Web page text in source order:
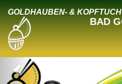
GOLDHAUBEN- &
BAD